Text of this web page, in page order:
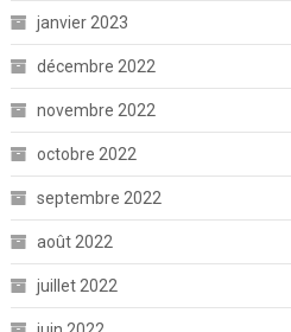
janvier 2023
décembre 2022
novembre 2022
octobre 2022
septembre 2022
août 2022
juillet 2022